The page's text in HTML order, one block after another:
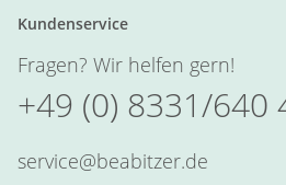
Kundenservice
Fragen? Wir helfen gern!
+49 (0) 8331/640
service@beabitzer.de